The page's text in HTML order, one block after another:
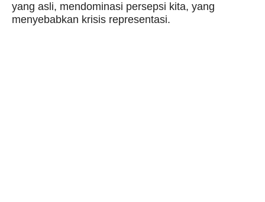
yang asli, mendominasi persepsi kita, yang
menyebabkan krisis representasi.